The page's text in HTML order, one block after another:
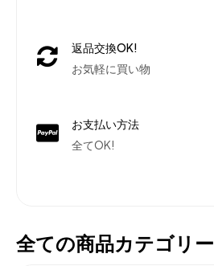
返品交換OK!
お気軽に買い物
お支払い方法
全てOK!
全ての商品カテゴリー